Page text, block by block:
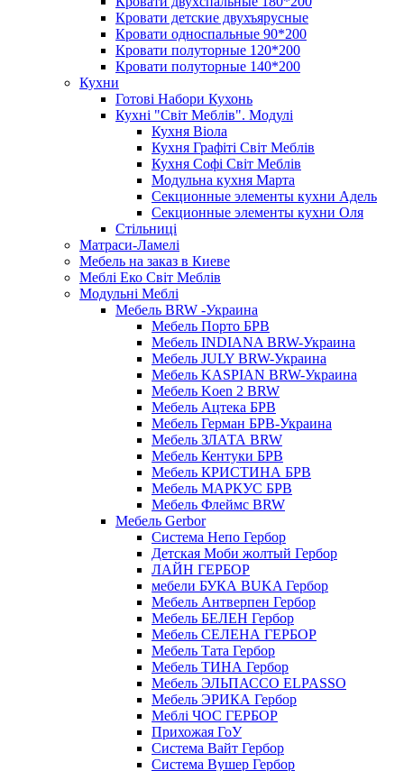
Кровати детские двухъярусные
Кровати односпальные 90*200
Кровати полуторные 120*200
Кровати полуторные 140*200
Кухни
Готові Набори Кухонь
Кухні "Світ Меблів". Модулі
Кухня Віола
Кухня Графіті Світ Меблів
Кухня Софі Світ Меблів
Модульна кухня Марта
Секционные элементы кухни Адель
Секционные элементы кухни Оля
Стільниці
Матраси-Ламелі
Мебель на заказ в Киеве
Меблі Еко Світ Меблів
Модульні Меблі
Мебель BRW -Украина
Мебель Порто БРВ
Мебель INDIANA BRW-Украина
Мебель JULY BRW-Украина
Мебель KASPIAN BRW-Украина
Мебель Koen 2 BRW
Мебель Ацтека БРВ
Мебель Герман БРВ-Украина
Мебель ЗЛАТА BRW
Мебель Кентуки БРВ
Мебель КРИСТИНА БРВ
Мебель МАРКУС БРВ
Мебель Флеймс BRW
Мебель Gerbor
Cистема Непо Гербор
Детская Моби жолтый Гербор
ЛАЙН ГЕРБОР
мебели БУКА BUKA Гербор
Мебель Антверпен Гербор
Мебель БЕЛЕН Гербор
Мебель СЕЛЕНА ГЕРБОР
Мебель Тата Гербор
Мебель ТИНА Гербор
Мебель ЭЛЬПАССО ELPASSO
Мебель ЭРИКА Гербор
Меблі ЧОС ГЕРБОР
Прихожая ГоУ
Система Вайт Гербор
Система Вушер Гербор